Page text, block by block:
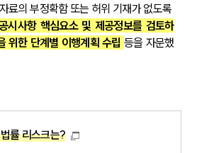
료의 부정확함 또는 허위 기재가 없도록
시사항 핵심요소 및 제공정보를 검토하
위한 단계별 이행계획 수립 등을 자문했
률 리스크는?